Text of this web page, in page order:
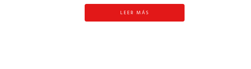
LEER MÁS